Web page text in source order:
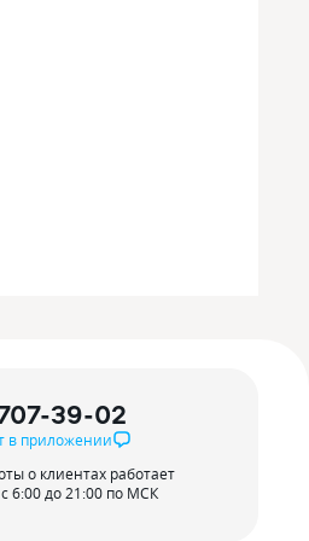
39-02
в приложении
о клиентах работает
6:00 до 21:00 по МСК